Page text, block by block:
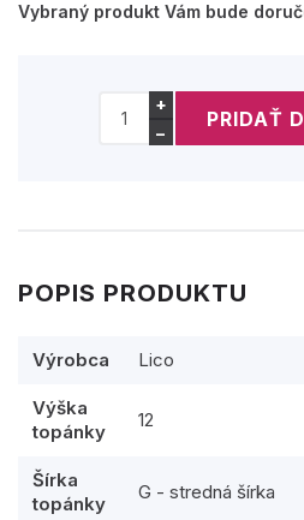
Vybraný produkt Vám bude
+
−
POPIS PRODUKTU
Výrobca Lico
Výška
topánky
12
Šírka
topánky
G - stredná šírka